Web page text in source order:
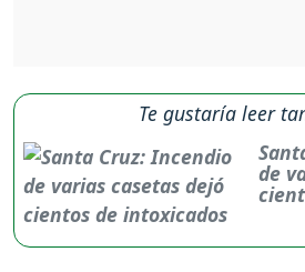
Te gustaría leer
de